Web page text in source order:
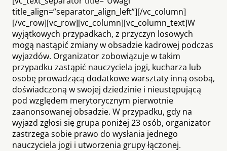
title_align=”separator_align_left”][/vc_column]
[/vc_row][vc_row][vc_column][vc_column_text]W
wyjątkowych przypadkach, z przyczyn losowych
mogą nastąpić zmiany w obsadzie kadrowej podczas
wyjazdów. Organizator zobowiązuje w takim
przypadku zastąpić nauczyciela jogi, kucharza lub
osobę prowadzącą dodatkowe warsztaty inną osobą,
doświadczoną w swojej dziedzinie i nieustępującą
pod względem merytorycznym pierwotnie
zaanonsowanej obsadzie. W przypadku, gdy na
wyjazd zgłosi się grupa poniżej 23 osób, organizator
zastrzega sobie prawo do wysłania jednego
nauczyciela jogi i utworzenia grupy łączonej.